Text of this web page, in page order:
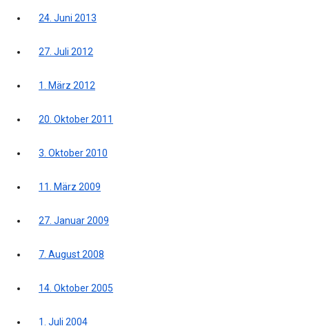
24. Juni 2013
27. Juli 2012
1. März 2012
20. Oktober 2011
3. Oktober 2010
11. März 2009
27. Januar 2009
7. August 2008
14. Oktober 2005
1. Juli 2004